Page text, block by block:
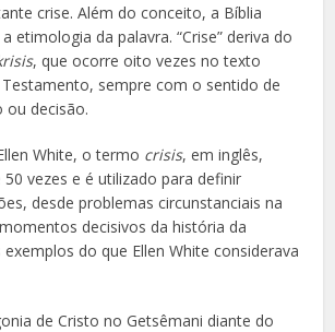
crise. Além do conceito, a Bíblia
etimologia da palavra. “Crise” deriva do
, que ocorre oito vezes no texto
sempre com o sentido de
ou decisão.
White, o termo crisis, em inglês,
50 vezes e é utilizado para definir
desde problemas circunstanciais na
decisivos da história da
exemplos do que Ellen White considerava
de Cristo no Getsêmani diante do